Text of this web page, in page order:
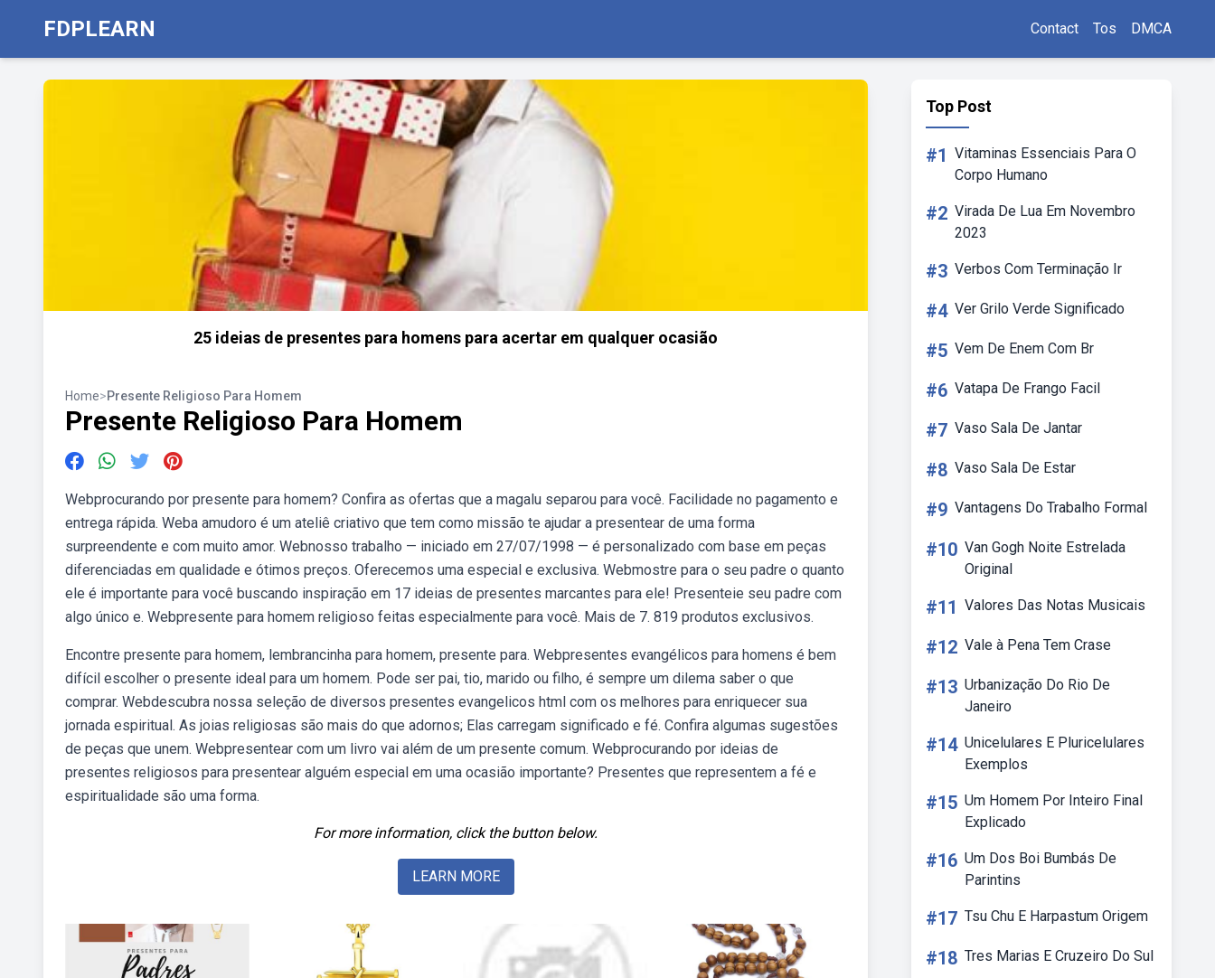
FDPLEARN Contact Tos DMCA
25 ideias de presentes para homens para acertar em qualquer ocasião
Home>Presente Religioso Para Homem
Presente Religioso Para Homem
Webprocurando por presente para homem? Confira as ofertas que a magalu separou para você. Facilidade no pagamento e
entrega rápida. Weba amudoro é um ateliê criativo que tem como missão te ajudar a presentear de uma forma
surpreendente e com muito amor. Webnosso trabalho — iniciado em 27/07/1998 — é personalizado com base em peças
diferenciadas em qualidade e ótimos preços. Oferecemos uma especial e exclusiva. Webmostre para o seu padre o quanto
ele é importante para você buscando inspiração em 17 ideias de presentes marcantes para ele! Presenteie seu padre com
algo único e. Webpresente para homem religioso feitas especialmente para você. Mais de 7. 819 produtos exclusivos.
Encontre presente para homem, lembrancinha para homem, presente para. Webpresentes evangélicos para homens é bem
difícil escolher o presente ideal para um homem. Pode ser pai, tio, marido ou filho, é sempre um dilema saber o que
comprar. Webdescubra nossa seleção de diversos presentes evangelicos html com os melhores para enriquecer sua
jornada espiritual. As joias religiosas são mais do que adornos; Elas carregam significado e fé. Confira algumas sugestões
de peças que unem. Webpresentear com um livro vai além de um presente comum. Webprocurando por ideias de
presentes religiosos para presentear alguém especial em uma ocasião importante? Presentes que representem a fé e
espiritualidade são uma forma.
For more information, click the button below.
LEARN MORE
Top Post
#1 Vitaminas Essenciais Para O
Corpo Humano
#2 Virada De Lua Em Novembro
2023
#3 Verbos Com Terminação Ir
#4 Ver Grilo Verde Significado
#5 Vem De Enem Com Br
#6 Vatapa De Frango Facil
#7 Vaso Sala De Jantar
#8 Vaso Sala De Estar
#9 Vantagens Do Trabalho Formal
#10 Van Gogh Noite Estrelada
Original
#11 Valores Das Notas Musicais
#12 Vale à Pena Tem Crase
#13 Urbanização Do Rio De
Janeiro
#14 Unicelulares E Pluricelulares
Exemplos
#15 Um Homem Por Inteiro Final
Explicado
#16 Um Dos Boi Bumbás De
Parintins
#17 Tsu Chu E Harpastum Origem
#18 Tres Marias E Cruzeiro Do Sul